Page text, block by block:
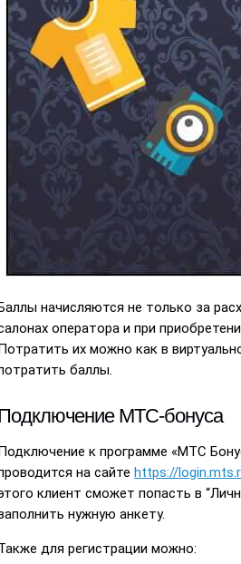
начисляются не только за
оператора и при
их можно как в
баллы.
МТС-бонуса
к программе «МТС
на сайте https://
клиент сможет попасть в
нужную анкету.
для регистрации можно: